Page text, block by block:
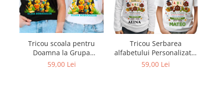
Tricou scoala pentru
Doamna la Grupa
boboceilor– cadou
59,00 Lei
Tricou Serbarea
alfabetului Personalizat –
Bumbac 100% pentru
59,00 Lei